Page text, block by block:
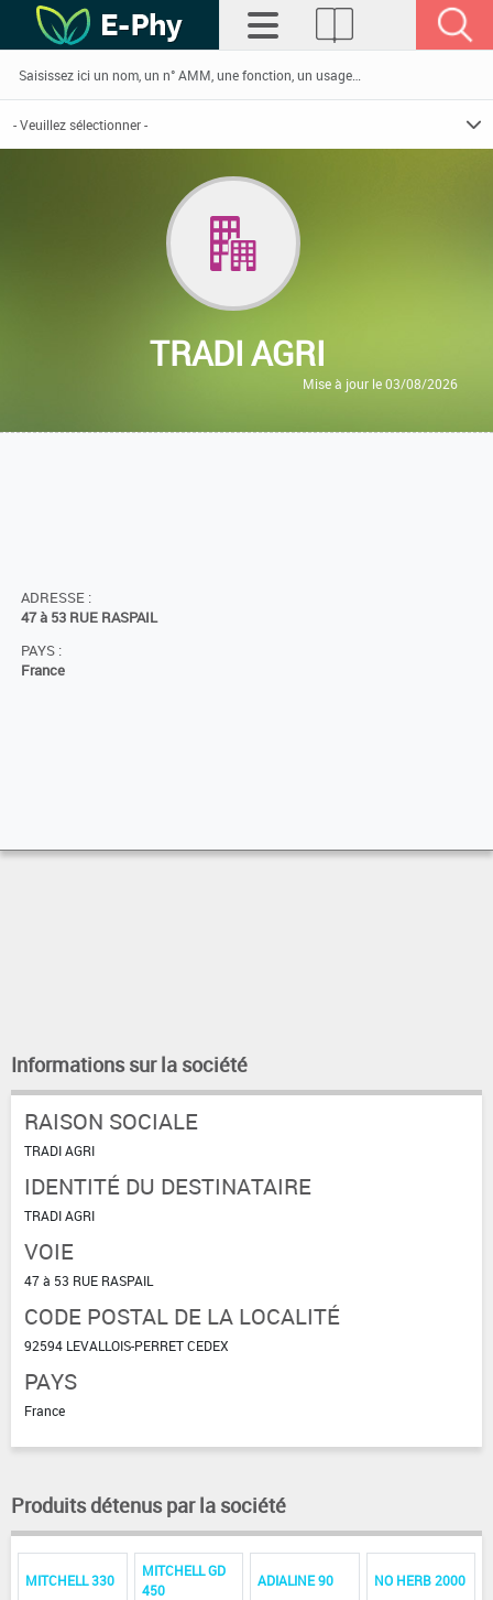
TRADI AGRI
Mise à jour le 03/08/2026
ADRESSE :
47 à 53 RUE RASPAIL
PAYS :
France
Informations sur la société
RAISON SOCIALE
TRADI AGRI
IDENTITÉ DU DESTINATAIRE
TRADI AGRI
VOIE
47 à 53 RUE RASPAIL
CODE POSTAL DE LA LOCALITÉ
92594 LEVALLOIS-PERRET CEDEX
PAYS
France
Produits détenus par la société
MITCHELL 330
MITCHELL GD
450
ADIALINE 90 NO HERB 2000